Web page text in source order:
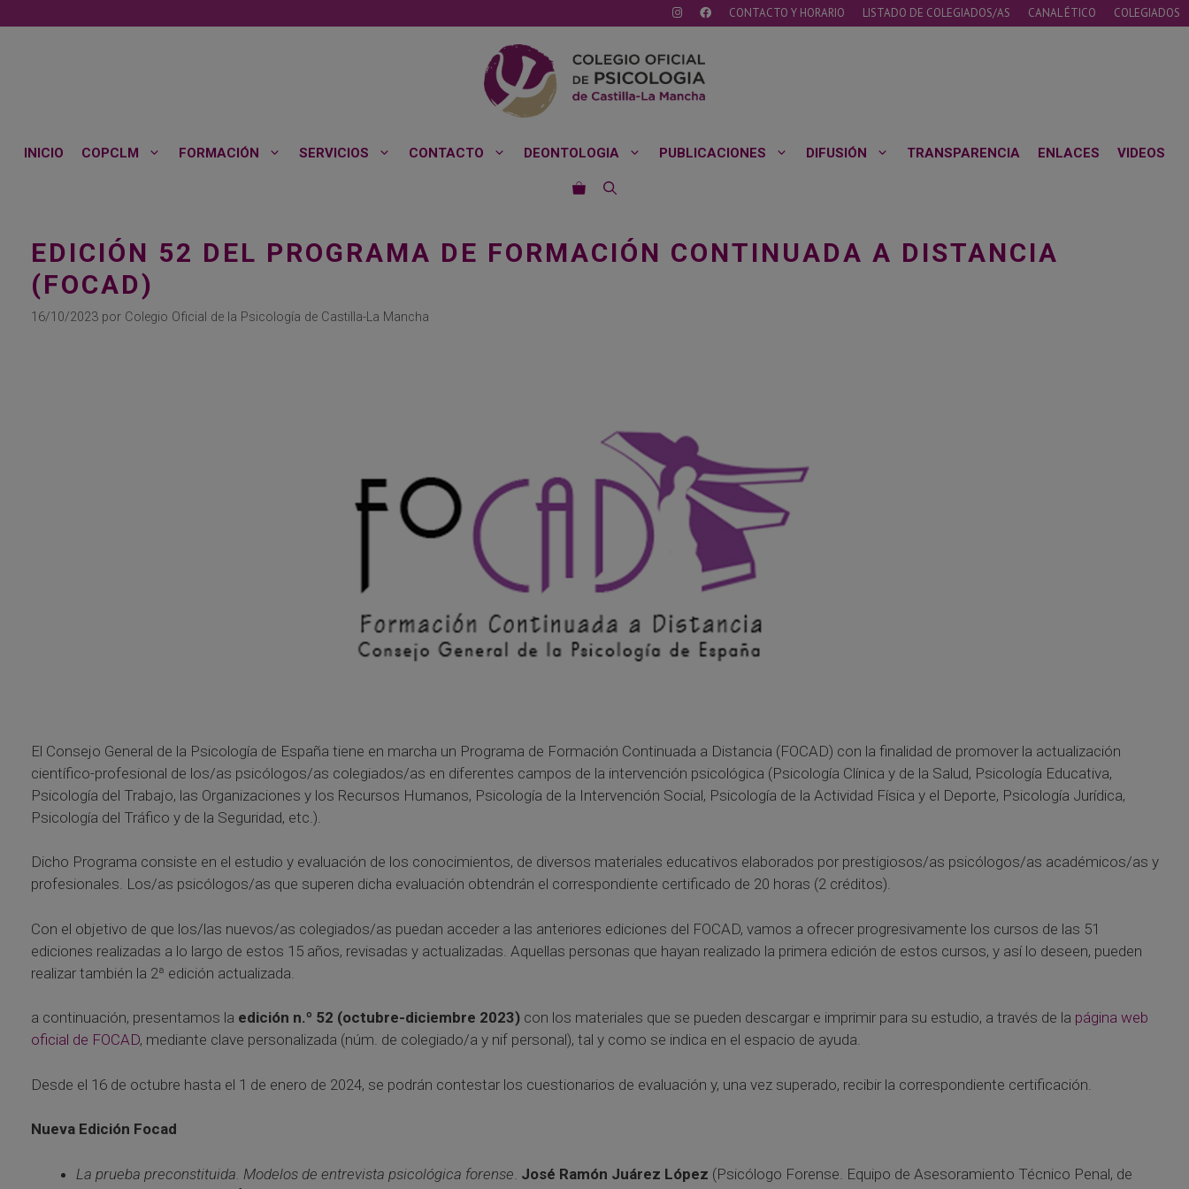
al
CONTACTO Y HORARIO LISTADO DE COLEGIADOS/AS CANAL ÉTICO COLEGIADOS
INICIO COPCLM FORMACIÓN SERVICIOS CONTACTO DEONTOLOGIA PUBLICACIONES DIFUSIÓN TRANSPARENCIA ENLACES VIDEOS
EDICIÓN 52 DEL PROGRAMA DE FORMACIÓN CONTINUADA A DISTANCIA
(FOCAD)
16/10/2023 por Colegio Oficial de la Psicología de Castilla-La Mancha
El Consejo General de la Psicología de España tiene en marcha un Programa de Formación Continuada a Distancia (FOCAD) con la finalidad de promover la actualización
científico-profesional de los/as psicólogos/as colegiados/as en diferentes campos de la intervención psicológica (Psicología Clínica y de la Salud, Psicología Educativa,
Psicología del Trabajo, las Organizaciones y los Recursos Humanos, Psicología de la Intervención Social, Psicología de la Actividad Física y el Deporte, Psicología Jurídica,
Psicología del Tráfico y de la Seguridad, etc.).
Dicho Programa consiste en el estudio y evaluación de los conocimientos, de diversos materiales educativos elaborados por prestigiosos/as psicólogos/as académicos/as y
profesionales. Los/as psicólogos/as que superen dicha evaluación obtendrán el correspondiente certificado de 20 horas (2 créditos).
Con el objetivo de que los/las nuevos/as colegiados/as puedan acceder a las anteriores ediciones del FOCAD, vamos a ofrecer progresivamente los cursos de las 51
ediciones realizadas a lo largo de estos 15 años, revisadas y actualizadas. Aquellas personas que hayan realizado la primera edición de estos cursos, y así lo deseen, pueden
realizar también la 2ª edición actualizada.
a continuación, presentamos la edición n.º 52 (octubre-diciembre 2023) con los materiales que se pueden descargar e imprimir para su estudio, a través de la página web
oficial de FOCAD, mediante clave personalizada (núm. de colegiado/a y nif personal), tal y como se indica en el espacio de ayuda.
Desde el 16 de octubre hasta el 1 de enero de 2024, se podrán contestar los cuestionarios de evaluación y, una vez superado, recibir la correspondiente certificación.
Nueva Edición Focad
La prueba preconstituida. Modelos de entrevista psicológica forense José Ramón Juárez López (Psicólogo Forense. Equipo de Asesoramiento Técnico Penal, de